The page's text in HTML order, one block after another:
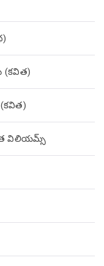
(కవిత)
విలియమ్స్